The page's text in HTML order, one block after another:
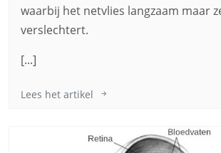
waarbij het netvlies langzaam maar
verslechtert.
[...]
Lees het artikel